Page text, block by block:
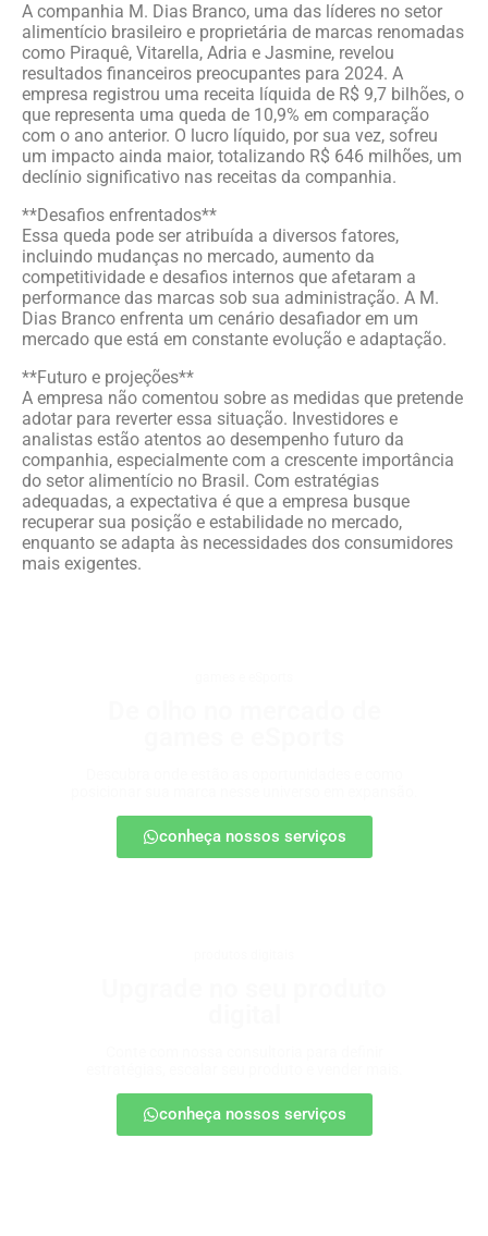
A companhia M. Dias Branco, uma das líderes no setor
alimentício brasileiro e proprietária de marcas renomadas
como Piraquê, Vitarella, Adria e Jasmine, revelou
resultados financeiros preocupantes para 2024. A
empresa registrou uma receita líquida de R$ 9,7 bilhões, o
que representa uma queda de 10,9% em comparação
com o ano anterior. O lucro líquido, por sua vez, sofreu
um impacto ainda maior, totalizando R$ 646 milhões, um
declínio significativo nas receitas da companhia.
**Desafios enfrentados**
Essa queda pode ser atribuída a diversos fatores,
incluindo mudanças no mercado, aumento da
competitividade e desafios internos que afetaram a
performance das marcas sob sua administração. A M.
Dias Branco enfrenta um cenário desafiador em um
mercado que está em constante evolução e adaptação.
**Futuro e projeções**
A empresa não comentou sobre as medidas que pretende
adotar para reverter essa situação. Investidores e
analistas estão atentos ao desempenho futuro da
companhia, especialmente com a crescente importância
do setor alimentício no Brasil. Com estratégias
adequadas, a expectativa é que a empresa busque
recuperar sua posição e estabilidade no mercado,
enquanto se adapta às necessidades dos consumidores
mais exigentes.
conheça nossos serviços
conheça nossos serviços